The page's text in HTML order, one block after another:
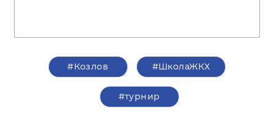
#Козлов #ШколаЖКХ
#турнир